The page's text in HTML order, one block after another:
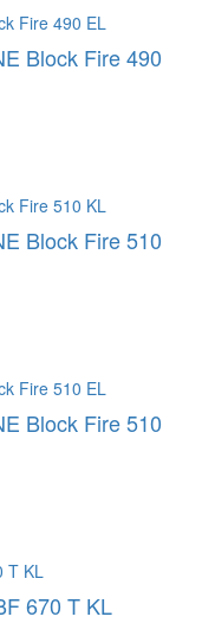
Block Fire 490
Block Fire 510
Block Fire 510
670 T KL